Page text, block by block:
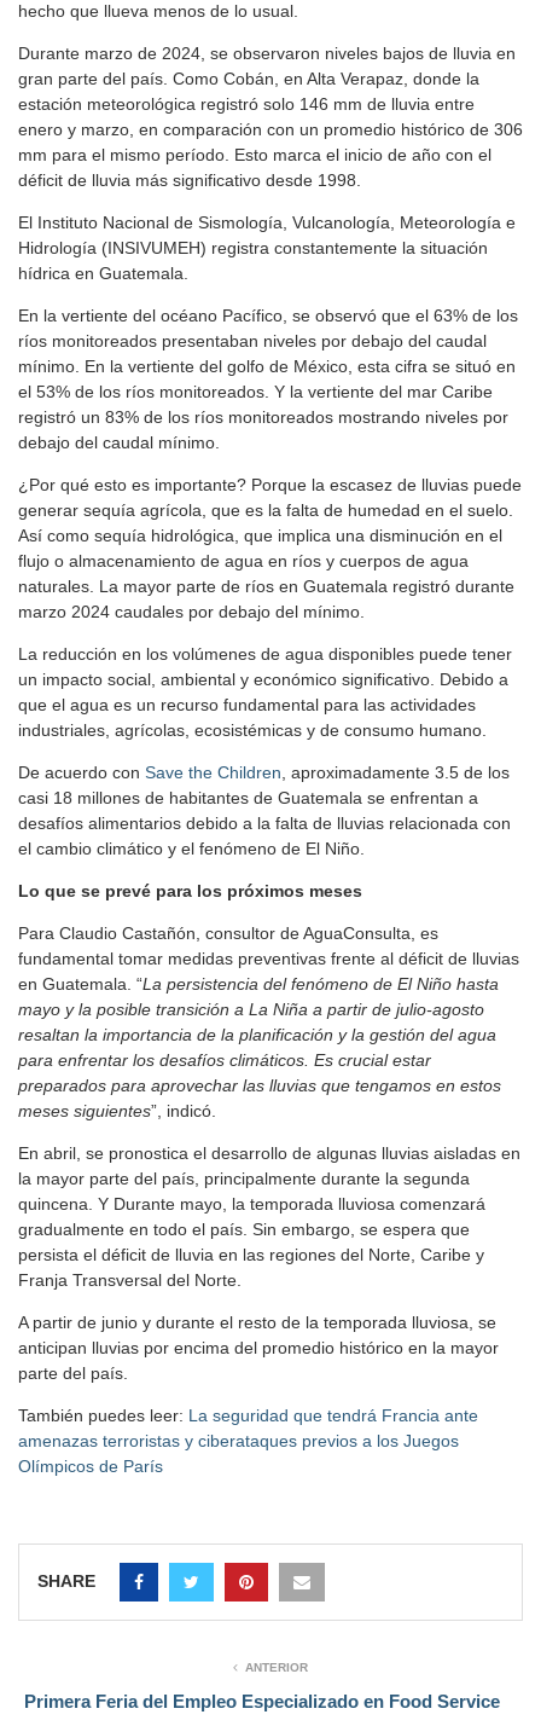
hecho que llueva menos de lo usual.
Durante marzo de 2024, se observaron niveles bajos de lluvia en
gran parte del país. Como Cobán, en Alta Verapaz, donde la
estación meteorológica registró solo 146 mm de lluvia entre
enero y marzo, en comparación con un promedio histórico de 306
mm para el mismo período. Esto marca el inicio de año con el
déficit de lluvia más significativo desde 1998.
El Instituto Nacional de Sismología, Vulcanología, Meteorología e
Hidrología (INSIVUMEH) registra constantemente la situación
hídrica en Guatemala.
En la vertiente del océano Pacífico, se observó que el 63% de los
ríos monitoreados presentaban niveles por debajo del caudal
mínimo. En la vertiente del golfo de México, esta cifra se situó en
el 53% de los ríos monitoreados. Y la vertiente del mar Caribe
registró un 83% de los ríos monitoreados mostrando niveles por
debajo del caudal mínimo.
¿Por qué esto es importante? Porque la escasez de lluvias puede
generar sequía agrícola, que es la falta de humedad en el suelo.
Así como sequía hidrológica, que implica una disminución en el
flujo o almacenamiento de agua en ríos y cuerpos de agua
naturales. La mayor parte de ríos en Guatemala registró durante
marzo 2024 caudales por debajo del mínimo.
La reducción en los volúmenes de agua disponibles puede tener
un impacto social, ambiental y económico significativo. Debido a
que el agua es un recurso fundamental para las actividades
industriales, agrícolas, ecosistémicas y de consumo humano.
De acuerdo con Save the Children, aproximadamente 3.5 de los
casi 18 millones de habitantes de Guatemala se enfrentan a
desafíos alimentarios debido a la falta de lluvias relacionada con
el cambio climático y el fenómeno de El Niño.
Lo que se prevé para los próximos meses
Para Claudio Castañón, consultor de AguaConsulta, es
fundamental tomar medidas preventivas frente al déficit de lluvias
en Guatemala. “La persistencia del fenómeno de El Niño hasta
mayo y la posible transición a La Niña a partir de julio-agosto
resaltan la importancia de la planificación y la gestión del agua
para enfrentar los desafíos climáticos. Es crucial estar
preparados para aprovechar las lluvias que tengamos en estos
meses siguientes”, indicó.
En abril, se pronostica el desarrollo de algunas lluvias aisladas en
la mayor parte del país, principalmente durante la segunda
quincena. Y Durante mayo, la temporada lluviosa comenzará
gradualmente en todo el país. Sin embargo, se espera que
persista el déficit de lluvia en las regiones del Norte, Caribe y
Franja Transversal del Norte.
A partir de junio y durante el resto de la temporada lluviosa, se
anticipan lluvias por encima del promedio histórico en la mayor
parte del país.
También puedes leer: La seguridad que tendrá Francia ante
amenazas terroristas y ciberataques previos a los Juegos
Olímpicos de París
SHARE
ANTERIOR
Primera Feria del Empleo Especializado en Food Service